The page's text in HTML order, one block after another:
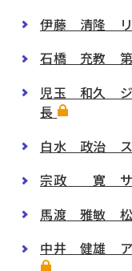
伊藤 清隆 リ
石橋 充教 第
児玉 和久 ジ
長
白水 政治 ス
宗政 寛 サ
馬渡 雅敏 松
中井 健雄 ア